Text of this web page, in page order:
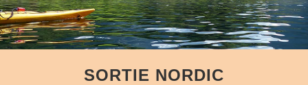
SORTIE NORDIC